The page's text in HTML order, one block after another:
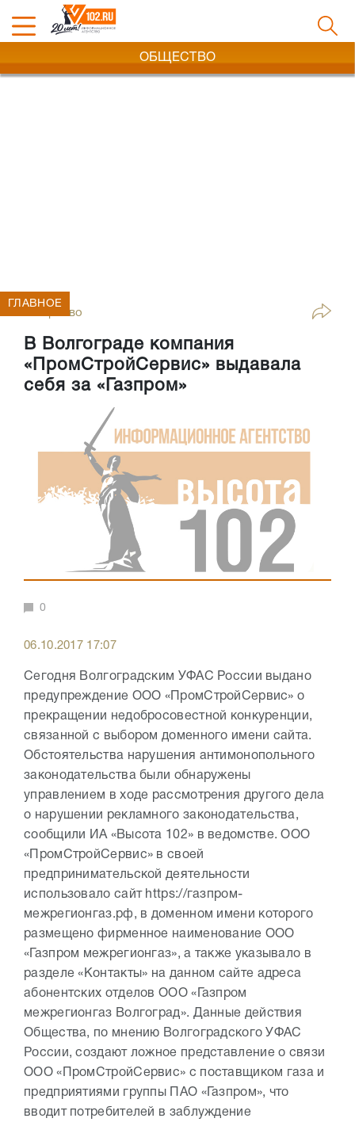
ОБЩЕСТВО
Общество
В Волгограде компания
«ПромСтройСервис» выдавала
себя за «Газпром»
ГЛАВНОЕ
0
06.10.2017 17:07
Сегодня Волгоградским УФАС России выдано
предупреждение ООО «ПромСтройСервис» о
прекращении недобросовестной конкуренции,
связанной с выбором доменного имени сайта.
Обстоятельства нарушения антимонопольного
законодательства были обнаружены
управлением в ходе рассмотрения другого дела
о нарушении рекламного законодательства,
сообщили ИА «Высота 102» в ведомстве. ООО
«ПромСтройСервис» в своей
предпринимательской деятельности
использовало сайт https://газпром-
межрегионгаз.рф, в доменном имени которого
размещено фирменное наименование ООО
«Газпром межрегионгаз», а также указывало в
разделе «Контакты» на данном сайте адреса
абонентских отделов ООО «Газпром
межрегионгаз Волгоград». Данные действия
Общества, по мнению Волгоградского УФАС
России, создают ложное представление о связи
ООО «ПромСтройСервис» с поставщиком газа и
предприятиями группы ПАО «Газпром», что
вводит потребителей в заблуждение